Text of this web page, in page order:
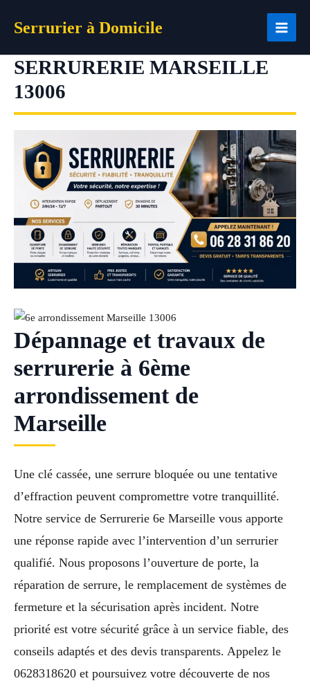
Serrurier à Domicile
SERRURERIE MARSEILLE
13006
Dépannage et travaux de
serrurerie à 6ème
arrondissement de
Marseille
Une clé cassée, une serrure bloquée ou une tentative
d’effraction peuvent compromettre votre tranquillité.
Notre service de Serrurerie 6e Marseille vous apporte
une réponse rapide avec l’intervention d’un serrurier
qualifié. Nous proposons l’ouverture de porte, la
réparation de serrure, le remplacement de systèmes de
fermeture et la sécurisation après incident. Notre
priorité est votre sécurité grâce à un service fiable, des
conseils adaptés et des devis transparents. Appelez le
0628318620 et poursuivez votre découverte de nos